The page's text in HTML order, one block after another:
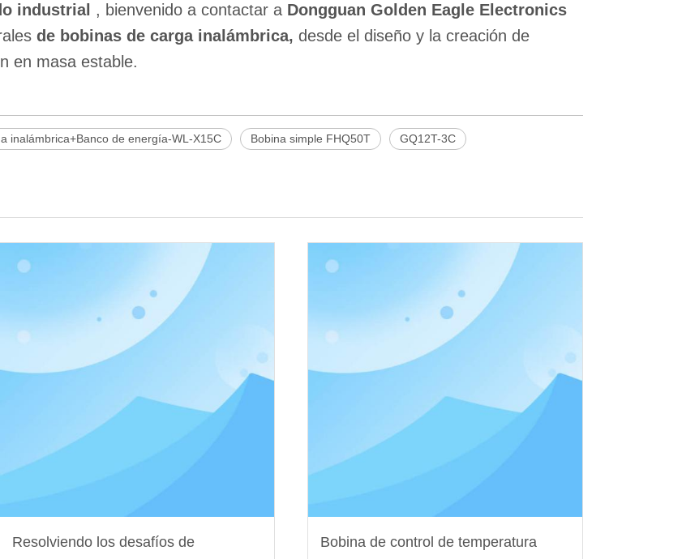
industrial , bienvenido a contactar a Dongguan Golden Eagle Electronics
de bobinas de carga inalámbrica, desde el diseño y la creación de
en masa estable.
inalámbrica+Banco de energía-WL-X15C Bobina simple FHQ50T GQ12T-3C
Resolviendo los desafíos de
Bobina de control de temperatura